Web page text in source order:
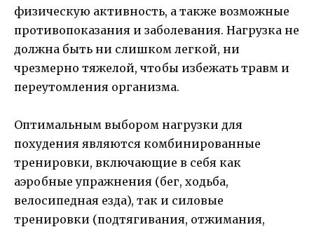
физическую активность, а также возможные
противопоказания и заболевания. Нагрузка не
должна быть ни слишком легкой, ни
чрезмерно тяжелой, чтобы избежать травм и
переутомления организма.
Оптимальным выбором нагрузки для
похудения являются комбинированные
тренировки, включающие в себя как
аэробные упражнения (бег, ходьба,
велосипедная езда), так и силовые
тренировки (подтягивания, отжимания,